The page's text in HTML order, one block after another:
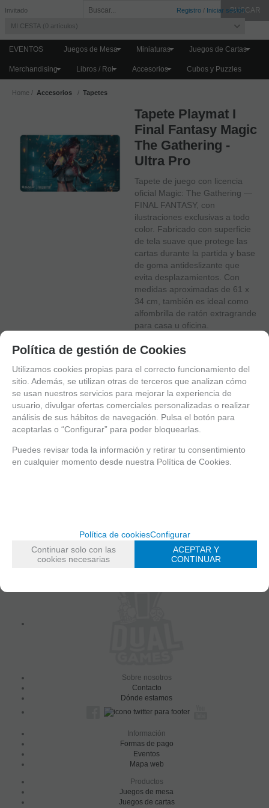
Invitado Registro / Iniciar sesión
MI CESTA 0 artículos
EVENTOS Juegos de Mesa Miniaturas Juegos de Cartas
Merchandising Libros / Rol Accesorios Cubos y Puzzles
Home Accesorios Tapetes
Tapete Playmat I
Final Fantasy Magic
The Gathering -
Ultra Pro
Tapete de juego con licencia
oficial Magic: The Gathering —
FINAL FANTASY, con
ilustraciones exclusivas a todo
color. Fabricado con superficie
de tela suave que protege las
cartas durante la partida y base
de goma antideslizante que
evita desplazamientos. Con
medidas aproximadas de 61 x
34 cm, también es ideal como
alfombrilla de ratón extragrande
para casa u oficina.
ÚLTIMAS UNIDADES EN STOCK
Entrega 24/48 h
35
unidades
Solicitar más info
Sobre nosotros
Contacto
Dónde estamos
Información
Formas de pago
Eventos
Mapa web
Productos
Juegos de mesa
Juegos de cartas
Política de gestión de Cookies
Utilizamos cookies propias para el correcto funcionamiento del
sitio. Además, se utilizan otras de terceros que analizan cómo
se usan nuestros servicios para mejorar la experiencia de
usuario, divulgar ofertas comerciales personalizadas o realizar
análisis de sus hábitos de navegación. Pulsa el botón para
aceptarlas o “Configurar” para poder bloquearlas.
Puedes revisar toda la información y retirar tu consentimiento
en cualquier momento desde nuestra Política de Cookies.
Política de cookiesConfigurar
Continuar solo con las
cookies necesarias
ACEPTAR Y
CONTINUAR